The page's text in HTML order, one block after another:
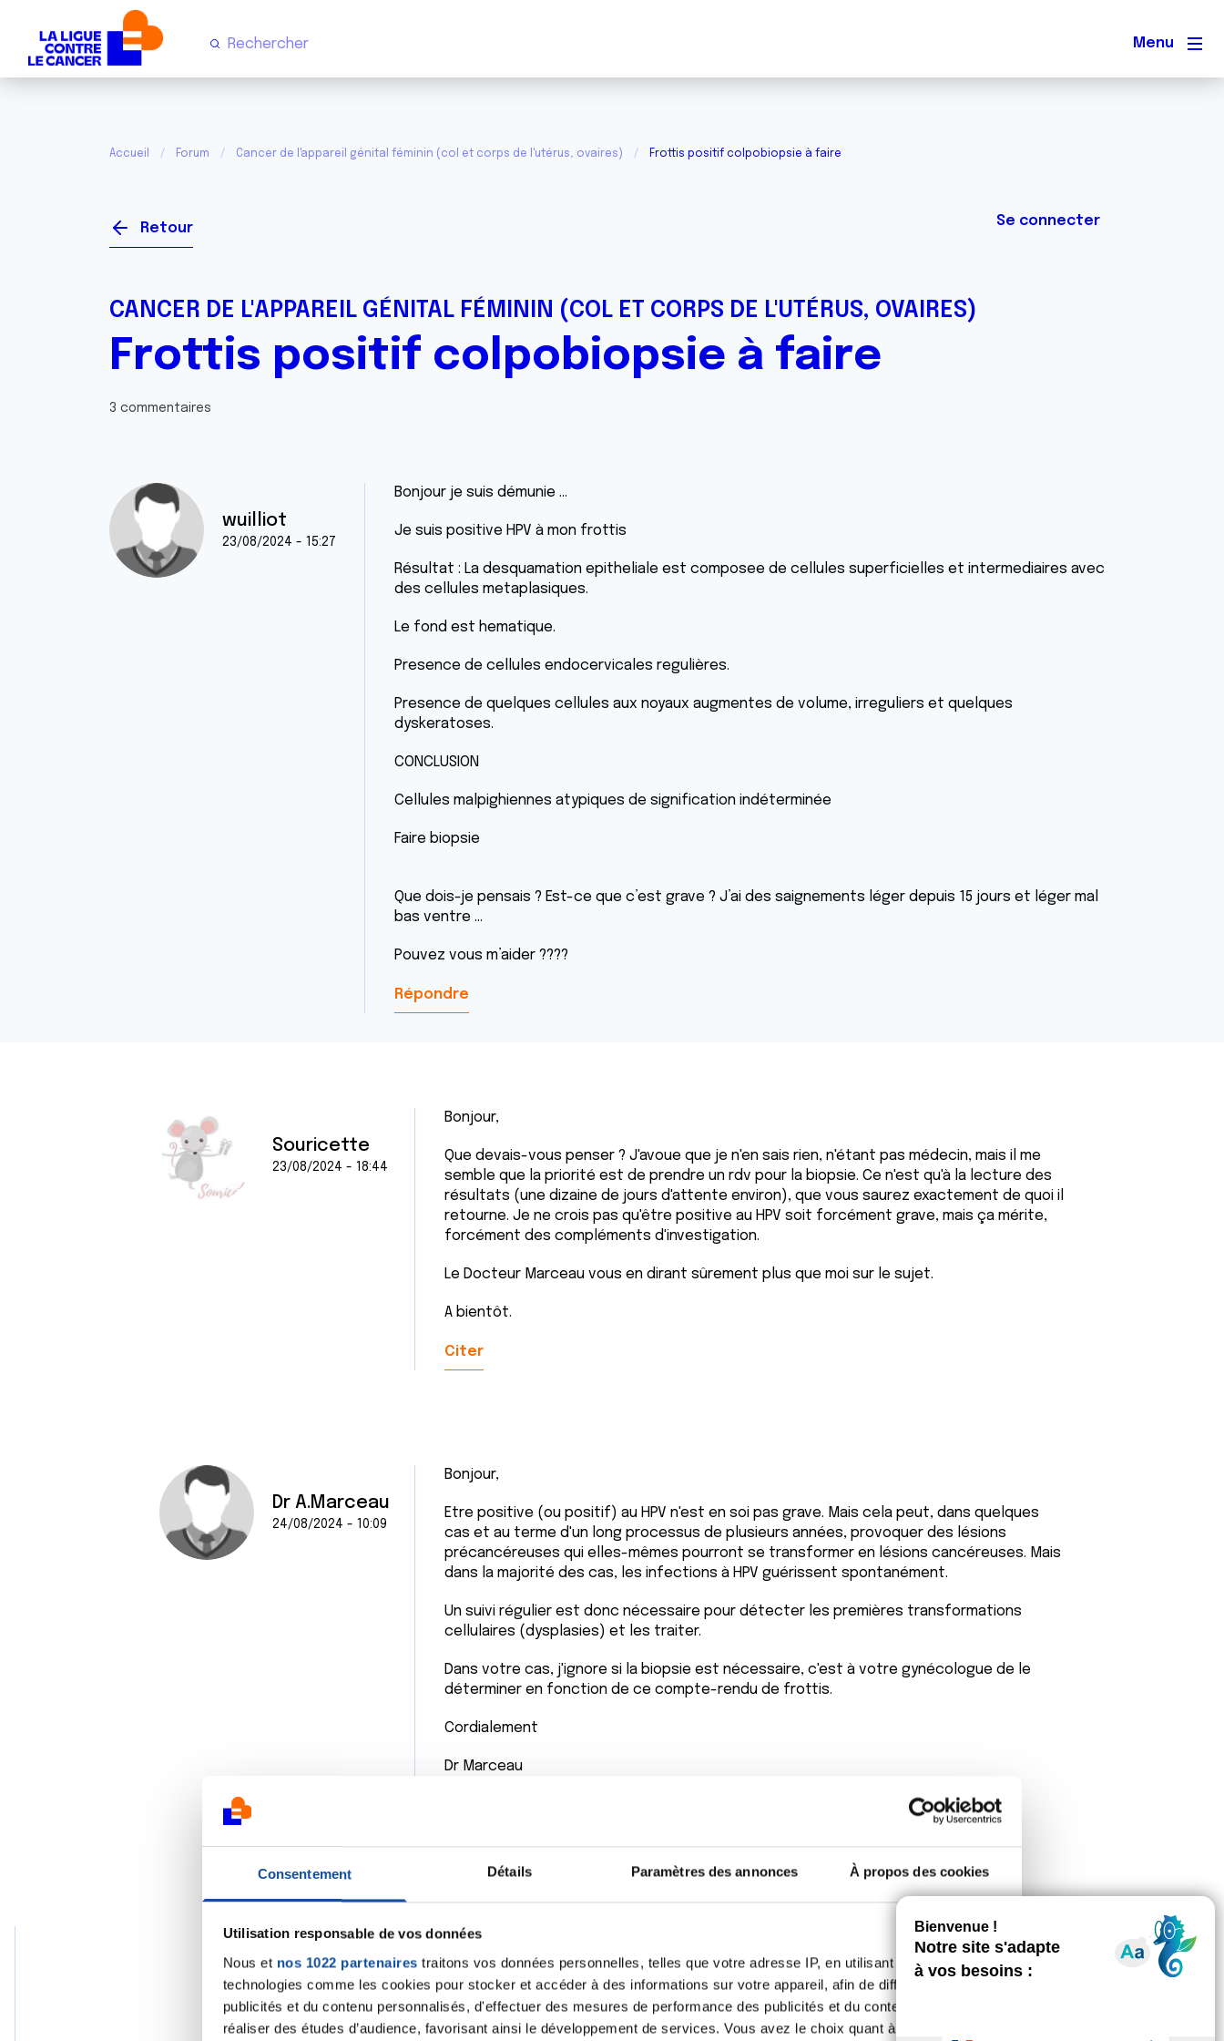
Consentement Détails Paramètres des annonces À propos des cookies
Utilisation responsable de vos données
Nous et nos 1022 partenaires traitons vos données personnelles, telles que votre adresse IP, en utilisant des
technologies comme les cookies pour stocker et accéder à des informations sur votre appareil, afin de diffuser des
publicités et du contenu personnalisés, d'effectuer des mesures de performance des publicités et du contenu, ainsi que de
réaliser des études d’audience, favorisant ainsi le développement de services. Vous avez le choix quant à l'utilisation de
Menu
Accueil Forum Cancer de l'appareil génital féminin (col et corps de l'utérus, ovaires) Frottis positif colpobiopsie à faire
Retour Se connecter
CANCER DE L'APPAREIL GÉNITAL FÉMININ (COL ET CORPS DE L'UTÉRUS, OVAIRES)
Frottis positif colpobiopsie à faire
3 commentaires
wuilliot
23/08/2024 - 15:27
Bonjour je suis démunie …
Je suis positive HPV à mon frottis
Résultat : La desquamation epitheliale est composee de cellules superficielles et intermediaires avec
des cellules metaplasiques.
Le fond est hematique.
Presence de cellules endocervicales regulières.
Presence de quelques cellules aux noyaux augmentes de volume, irreguliers et quelques
dyskeratoses.
CONCLUSION
Cellules malpighiennes atypiques de signification indéterminée
Faire biopsie
Que dois-je pensais ? Est-ce que c’est grave ? J’ai des saignements léger depuis 15 jours et léger mal
bas ventre …
Pouvez vous m’aider ????
Répondre
Souricette
23/08/2024 - 18:44
Bonjour,
Que devais-vous penser ? J'avoue que je n'en sais rien, n'étant pas médecin, mais il me
semble que la priorité est de prendre un rdv pour la biopsie. Ce n'est qu'à la lecture des
résultats (une dizaine de jours d'attente environ), que vous saurez exactement de quoi il
retourne. Je ne crois pas qu'être positive au HPV soit forcément grave, mais ça mérite,
forcément des compléments d'investigation.
Le Docteur Marceau vous en dirant sûrement plus que moi sur le sujet.
A bientôt.
Citer
Dr A.Marceau
24/08/2024 - 10:09
Bonjour,
Etre positive (ou positif) au HPV n'est en soi pas grave. Mais cela peut, dans quelques
cas et au terme d'un long processus de plusieurs années, provoquer des lésions
précancéreuses qui elles-mêmes pourront se transformer en lésions cancéreuses. Mais
dans la majorité des cas, les infections à HPV guérissent spontanément.
Un suivi régulier est donc nécessaire pour détecter les premières transformations
cellulaires (dysplasies) et les traiter.
Dans votre cas, j'ignore si la biopsie est nécessaire, c'est à votre gynécologue de le
déterminer en fonction de ce compte-rendu de frottis.
Cordialement
Dr Marceau
wuilliot
24/08/2024 - 10:18
Je vous remercie Dr pour cette réponse. Ce qui m’inquiète en plus de ce
frottis c’est les saignements que j’ai tous les jours , les douleurs dans le
bas ventre et mes règles qui sont complètement décalées avec une
fatigue importante .